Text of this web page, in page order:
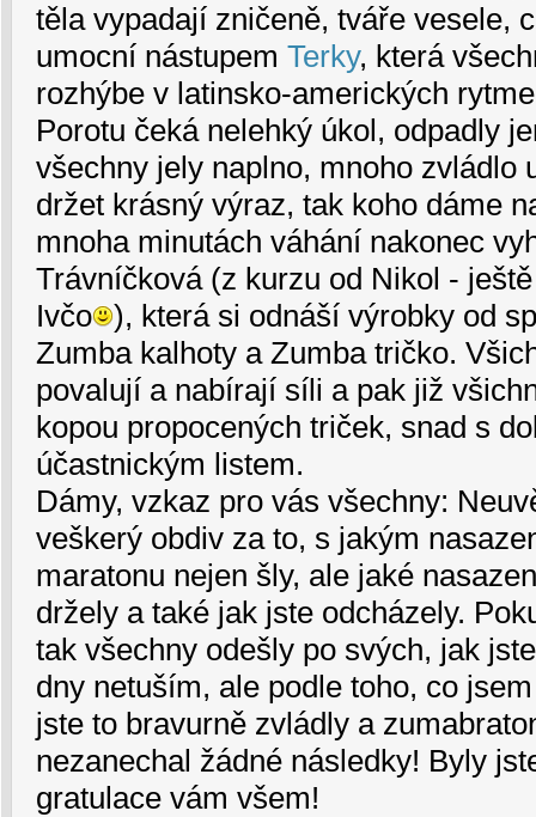
těla vypadají zničeně, tváře vesele,
umocní nástupem Terky, která
rozhýbe v latinsko-amerických
Porotu čeká nelehký úkol, odpadly
všechny jely naplno, mnoho zvládlo
držet krásný výraz, tak koho dáme
mnoha minutách váhání nakonec
Trávníčková (z kurzu od Nikol -
Ivčo ), která si odnáší výrobky od
Zumba kalhoty a Zumba tričko.
povalují a nabírají síli a pak již
kopou propocených triček, snad s
účastnickým listem.
Dámy, vzkaz pro vás všechny:
veškerý obdiv za to, s jakým
maratonu nejen šly, ale jaké
držely a také jak jste odcházely.
tak všechny odešly po svých, jak
dny netuším, ale podle toho, co
jste to bravurně zvládly a
nezanechal žádné následky! Byly
gratulace vám všem!